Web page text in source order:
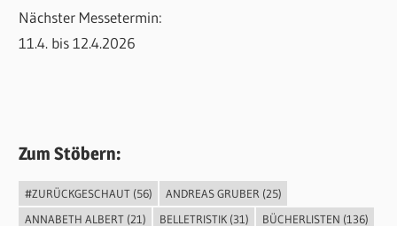
Nächster Messetermin:
11.4. bis 12.4.2026
Zum Stöbern:
#ZURÜCKGESCHAUT(56) ANDREAS GRUBER (25)
ANNABETH ALBERT(21) BELLETRISTIK(31) BÜCHERLISTEN (136)